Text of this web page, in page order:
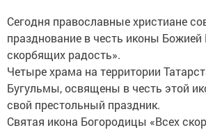
Сегодня православные христиане
празднование в честь иконы Божией
скорбящих радость».
Четыре храма на территории
Бугульмы, освящены в честь этой
свой престольный праздник.
Святая икона Богородицы «Всех